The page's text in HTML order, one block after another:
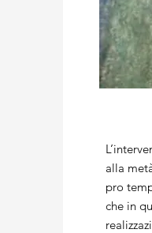
alla
pro
che in